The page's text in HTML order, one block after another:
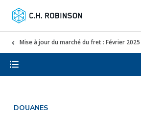
Mise à jour du marché du fret : Février 2025
DOUANES